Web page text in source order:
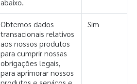
abaixo.
Obtemos dados
transacionais relativos
aos nossos produtos
para cumprir nossas
obrigações legais,
para aprimorar nossos
Sim